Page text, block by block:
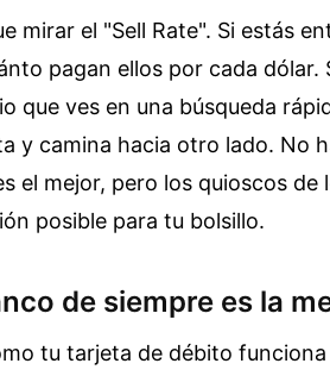
mirar el "Sell Rate". Si estás
pagan ellos por cada dólar.
que ves en una búsqueda
y camina hacia otro lado. No
el mejor, pero los quioscos de
posible para tu bolsillo.
de siempre es la
tu tarjeta de débito